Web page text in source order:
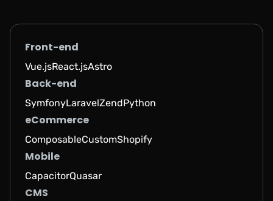
Front-end
Vue.jsReact.jsAstro
Back-end
SymfonyLaravelZendPython
eCommerce
ComposableCustomShopify
Mobile
CapacitorQuasar
CMS